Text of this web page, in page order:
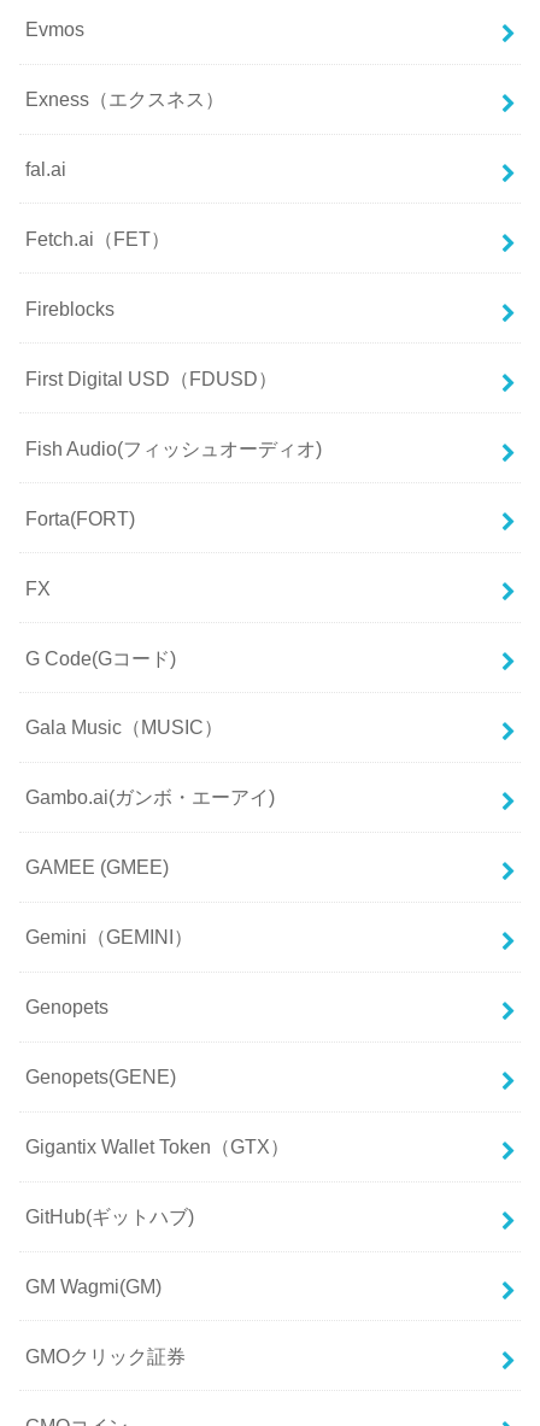
Evmos
Exness（エクスネス）
fal.ai
Fetch.ai（FET）
Fireblocks
First Digital USD（FDUSD）
Fish Audio(フィッシュオーディオ)
Forta(FORT)
FX
G Code(Gコード)
Gala Music（MUSIC）
Gambo.ai(ガンボ・エーアイ)
GAMEE (GMEE)
Gemini（GEMINI）
Genopets
Genopets(GENE)
Gigantix Wallet Token（GTX）
GitHub(ギットハブ)
GM Wagmi(GM)
GMOクリック証券